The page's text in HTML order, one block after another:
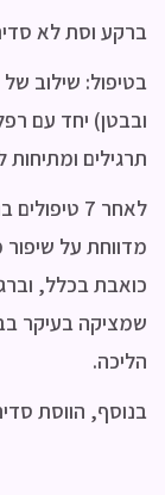
ברקע וסת לא
בטיפול: שילוב של
ובבטן) יחד עם
תרגילים
לאחר 7
מדווחת על
כואבת בכלל,
שמציקה בעיקר
הליכה.
בנוסף, הווסת